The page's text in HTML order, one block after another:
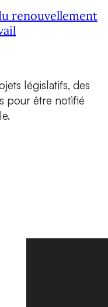
renouvellement
législatifs, des
pour être notifié